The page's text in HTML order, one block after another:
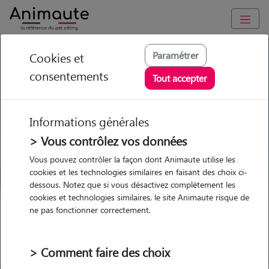
GARDE ANIMAUX à Valentigney : Garde chien et chat en
famille ou à domicile, visites et promenades
Trouvez une garde animaux à
Valentigney
Parmi nos 2 pet-sitters à
Valentigney
Cookies et
consentements
Paramétrer
Tout accepter
Informations générales
> Vous contrôlez vos données
Vous pouvez contrôler la façon dont Animaute utilise les
cookies et les technologies similaires en faisant des choix ci-
dessous. Notez que si vous désactivez complètement les
cookies et technologies similaires, le site Animaute risque de
ne pas fonctionner correctement.
> Comment faire des choix